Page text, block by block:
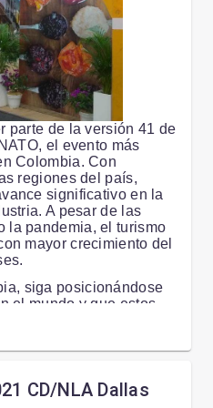
Stay connected with
wireless charging,
with bass driver.
adjustable leather
and climate control for
tinted windows, driver
curtains.
with the latest safety
prevention assist,
Benz V-Class with
parte de la versión 41 de
el evento más
Colombia. Con
regiones del país,
significativo en la
A pesar de las
la pandemia, el turismo
mayor crecimiento del
siga posicionándose
el mundo y que estos
el crecimiento y
porque los resultados
para todos los
CD/NLA Dallas